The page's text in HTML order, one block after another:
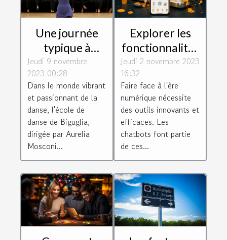
Une journée
typique à
l'école de
danse de
Biguglia dirigée
par Aurelia
Mosconi
Jeudi 9 novembre
2023 00:28
Dans le monde vibrant
et passionnant de la
danse, l'école de
danse de Biguglia,
dirigée par Aurelia
Mosconi...
Explorer les
fonctionnalités
de Botnation
pour créer un
chatbot
efficace
Jeudi 2 novembre 2023
16:32
Faire face à l'ère
numérique nécessite
des outils innovants et
efficaces. Les
chatbots font partie
de ces...